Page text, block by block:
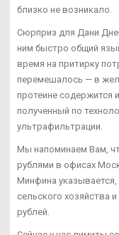
близко не возникало.
Сюрприз для Дани
ним быстро общий
время на притирку
перемешалось — в
протеине содержится
полученный по
ультрафильтрации.
Мы напоминаем Вам,
рублями в офисах
Минфина указывается,
сельского хозяйства
рублей.